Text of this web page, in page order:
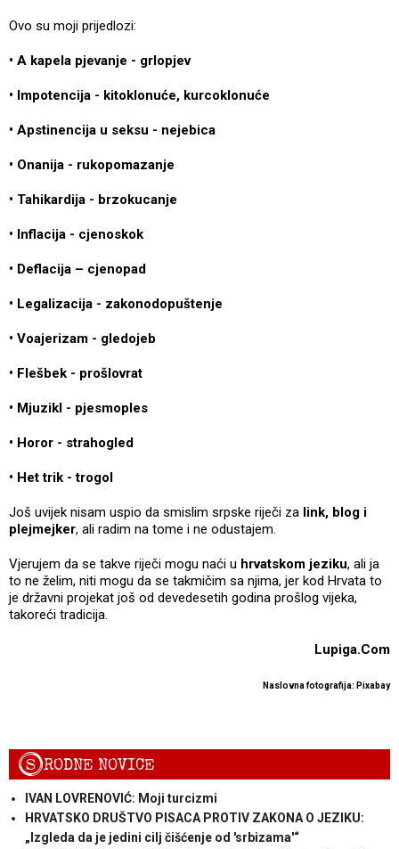
Ovo su moji prijedlozi:
• A kapela pjevanje - grlopjev
• Impotencija - kitoklonuće, kurcoklonuće
• Apstinencija u seksu - nejebica
• Onanija - rukopomazanje
• Tahikardija - brzokucanje
• Inflacija - cjenoskok
• Deflacija – cjenopad
• Legalizacija - zakonodopuštenje
• Voajerizam - gledojeb
• Flešbek - prošlovrat
• Mjuzikl - pjesmoples
• Horor - strahogled
• Het trik - trogol
Još uvijek nisam uspio da smislim srpske riječi za link, blog i
plejmejker, ali radim na tome i ne odustajem.
Vjerujem da se takve riječi mogu naći u hrvatskom jeziku, ali ja
to ne želim, niti mogu da se takmičim sa njima, jer kod Hrvata to
je državni projekat još od devedesetih godina prošlog vijeka,
takoreći tradicija.
Lupiga.Com
Naslovna fotografija: Pixabay
SRODNE NOVICE
IVAN LOVRENOVIĆ: Moji turcizmi
HRVATSKO DRUŠTVO PISACA PROTIV ZAKONA O JEZIKU:
„Izgleda da je jedini cilj čišćenje od 'srbizama'“